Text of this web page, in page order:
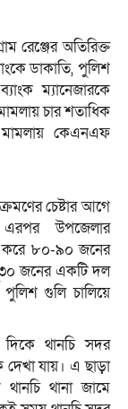
রেঞ্জের অতিরিক্ত
ডাকাতি, পুলিশ
ম্যানেজারকে
চার শতাধিক
মামলায় কেএনএফ
চেষ্টার আগে
উপজেলার
করে ৮০-৯০ জনের
৩০ জনের একটি দল
পুলিশ গুলি চালিয়ে
দিকে থানচি সদর
যায়। এ ছাড়া
থানা জামে